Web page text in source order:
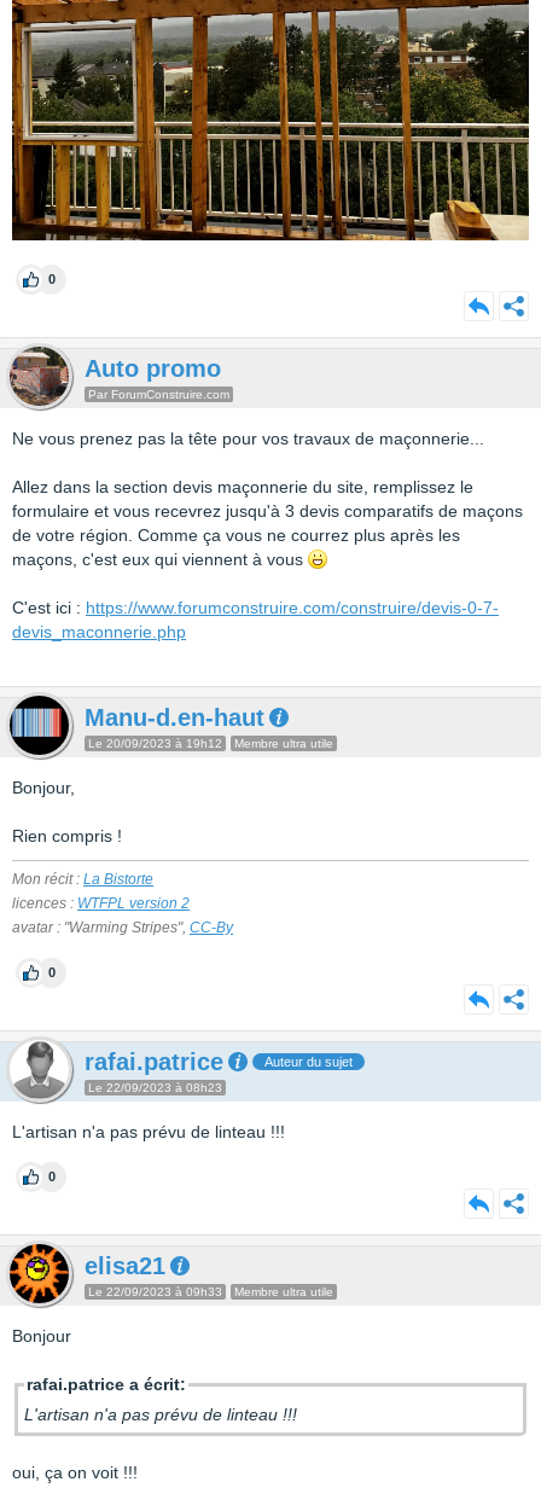
0
Auto promo
Par ForumConstruire.com
Ne vous prenez pas la tête pour vos travaux de maçonnerie...
Allez dans la section devis maçonnerie du site, remplissez le
formulaire et vous recevrez jusqu'à 3 devis comparatifs de maçons
de votre région. Comme ça vous ne courrez plus après les
maçons, c'est eux qui viennent à vous
C'est ici : https://www.forumconstruire.com/construire/devis-0-7-
devis_maconnerie.php
Manu-d.en-haut
Le 20/09/2023 à 19h12 Membre ultra utile
Bonjour,
Rien compris !
Mon récit : La Bistorte
licences : WTFPL version 2
avatar : "Warming Stripes", CC-By
0
rafai.patrice Auteur du sujet
Le 22/09/2023 à 08h23
L'artisan n'a pas prévu de linteau !!!
0
elisa21
Le 22/09/2023 à 09h33 Membre ultra utile
Bonjour
rafai.patrice a écrit:
L'artisan n'a pas prévu de linteau !!!
oui, ça on voit !!!